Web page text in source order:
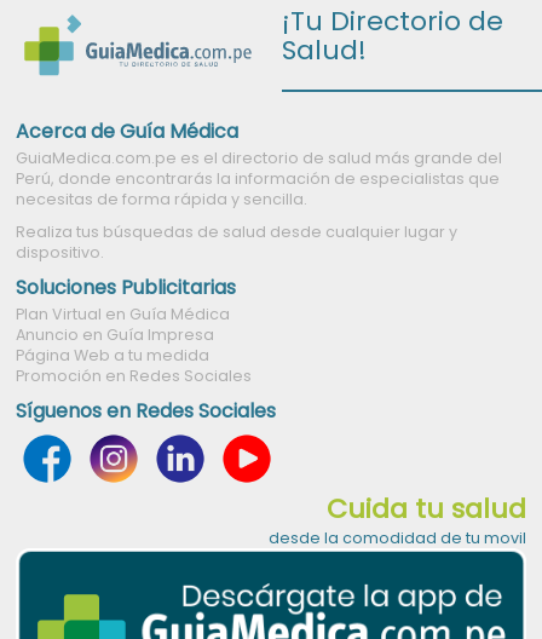
¡Tu Directorio de
Salud!
Acerca de Guía Médica
GuiaMedica.com.pe es el directorio de salud más grande del
Perú, donde encontrarás la información de especialistas que
necesitas de forma rápida y sencilla.
Realiza tus búsquedas de salud desde cualquier lugar y
dispositivo.
Soluciones Publicitarias
Plan Virtual en Guía Médica
Anuncio en Guía Impresa
Página Web a tu medida
Promoción en Redes Sociales
Síguenos en Redes Sociales
Cuida tu salud
desde la comodidad de tu movil